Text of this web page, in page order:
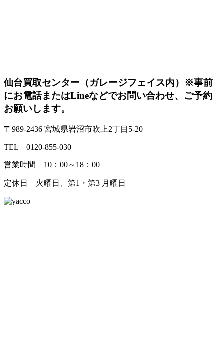
仙台買取センター（ガレージフェイス内） ※事前
にお電話またはLineなどでお問い合わせ、ご予約
お願いします。
〒989-2436 宮城県岩沼市吹上2丁目5-20
TEL 0120-855-030
営業時間 10：00～18：00
定休日 火曜日、第1・第3 月曜日